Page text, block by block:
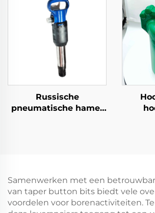
Russische
pneumatische hamer
Samenwerken met een
van taper button bits biedt vele
voordelen voor borenactiviteiten.